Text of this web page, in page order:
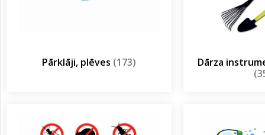
Pārklāji, plēves (173)
Dārza